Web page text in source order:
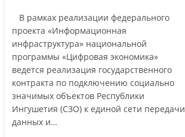
В рамках реализации федерального
проекта «Информационная
инфраструктура» национальной
программы «Цифровая экономика»
ведется реализация государственного
контракта по подключению социально
значимых объектов Республики
Ингушетия (СЗО) к единой сети передачи
данных и…